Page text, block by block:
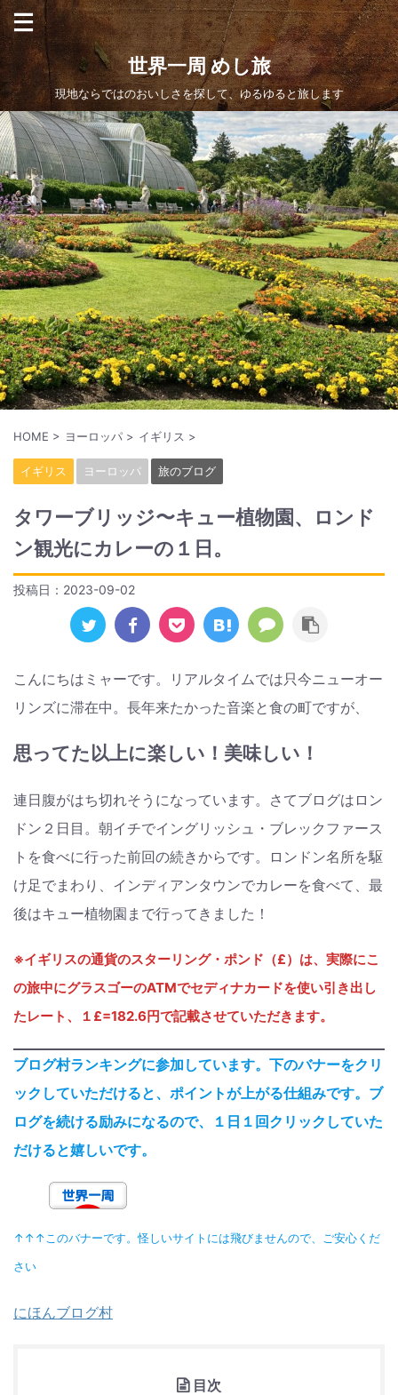
世界一周 めし旅
現地ならではのおいしさを探して、ゆるゆると旅します
HOME > ヨーロッパ > イギリス >
イギリス ヨーロッパ 旅のブログ
タワーブリッジ〜キュー植物園、ロンド
ン観光にカレーの１日。
投稿日： 2023-09-02
こんにちはミャーです。リアルタイムでは只今ニューオー
リンズに滞在中。長年来たかった音楽と食の町ですが、
思ってた以上に楽しい！美味しい！
連日腹がはち切れそうになっています。さてブログはロン
ドン２日目。朝イチでイングリッシュ・ブレックファース
トを食べに行った前回の続きからです。ロンドン名所を駆
け足でまわり、インディアンタウンでカレーを食べて、最
後はキュー植物園まで行ってきました！
※イギリスの通貨のスターリング・ポンド（£）は、実際にこ
の旅中にグラスゴーのATMでセディナカードを使い引き出し
たレート、１£=182.6円で記載させていただきます。
ブログ村ランキングに参加しています。下のバナーをクリ
ックしていただけると、ポイントが上がる仕組みです。ブ
ログを続ける励みになるので、１日１回クリックしていた
だけると嬉しいです。
↑↑↑このバナーです。怪しいサイトには飛びませんので、ご安心くだ
さい
にほんブログ村
目次